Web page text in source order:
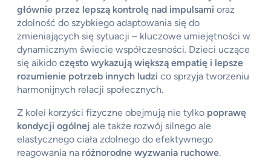
głównie przez lepszą kontrolę nad impulsami oraz
zdolność do szybkiego adaptowania się do
zmieniających się sytuacji – kluczowe umiejętności w
dynamicznym świecie współczesności. Dzieci uczące
się aikido często wykazują większą empatię i lepsze
rozumienie potrzeb innych ludzi co sprzyja tworzeniu
harmonijnych relacji społecznych.
Z kolei korzyści fizyczne obejmują nie tylko poprawę
kondycji ogólnej ale także rozwój silnego ale
elastycznego ciała zdolnego do efektywnego
reagowania na różnorodne wyzwania ruchowe.